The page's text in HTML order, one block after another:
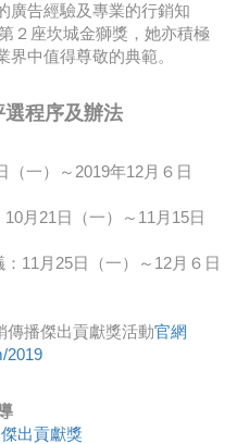
廣告經驗及專業的行銷知
２座坎城金獅獎，她亦積極
中值得尊敬的典範。
選程序及辦法
（一）～2019年12月６日
月21日（一）～11月15日
11月25日（一）～12月６日
傳播傑出貢獻獎活動官網
2019
出貢獻獎